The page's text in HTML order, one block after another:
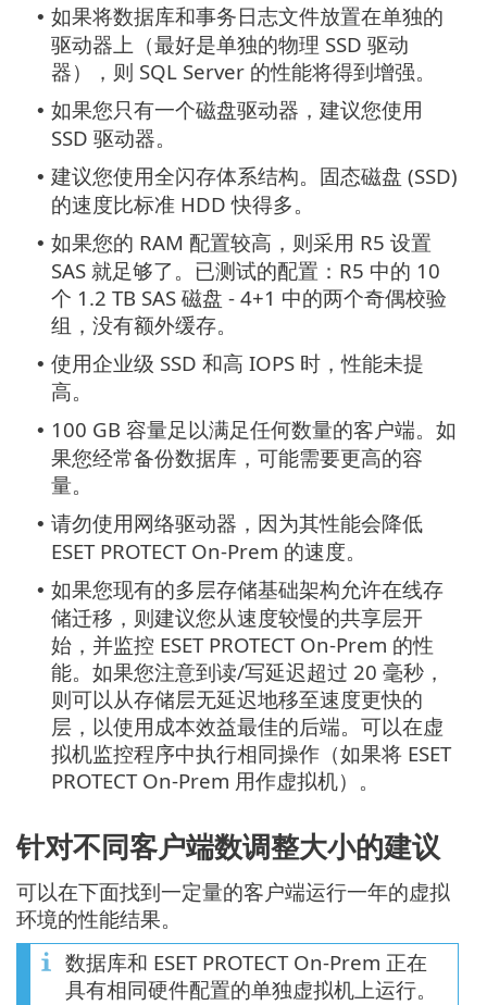
• 如果将数据库和事务日志文件放置在单独的
驱动器上（最好是单独的物理 SSD 驱动
器），则 SQL Server 的性能将得到增强。
• 如果您只有一个磁盘驱动器，建议您使用
SSD 驱动器。
• 建议您使用全闪存体系结构。固态磁盘 (SSD)
的速度比标准 HDD 快得多。
• 如果您的 RAM 配置较高，则采用 R5 设置
SAS 就足够了。已测试的配置：R5 中的 10
个 1.2 TB SAS 磁盘 - 4+1 中的两个奇偶校验
组，没有额外缓存。
• 使用企业级 SSD 和高 IOPS 时，性能未提
高。
• 100 GB 容量足以满足任何数量的客户端。如
果您经常备份数据库，可能需要更高的容
量。
• 请勿使用网络驱动器，因为其性能会降低
ESET PROTECT On-Prem 的速度。
• 如果您现有的多层存储基础架构允许在线存
储迁移，则建议您从速度较慢的共享层开
始，并监控 ESET PROTECT On-Prem 的性
能。如果您注意到读/写延迟超过 20 毫秒，
则可以从存储层无延迟地移至速度更快的
层，以使用成本效益最佳的后端。可以在虚
拟机监控程序中执行相同操作（如果将 ESET
PROTECT On-Prem 用作虚拟机）。
针对不同客户端数调整大小的建议
可以在下面找到一定量的客户端运行一年的虚拟
环境的性能结果。
数据库和 ESET PROTECT On-Prem 正在
具有相同硬件配置的单独虚拟机上运行。